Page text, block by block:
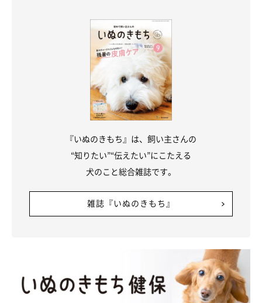
『いぬのきもち』は、飼い主さんの
“知りたい”“伝えたい”にこたえる
犬のこと総合雑誌です。
雑誌『いぬのきもち』